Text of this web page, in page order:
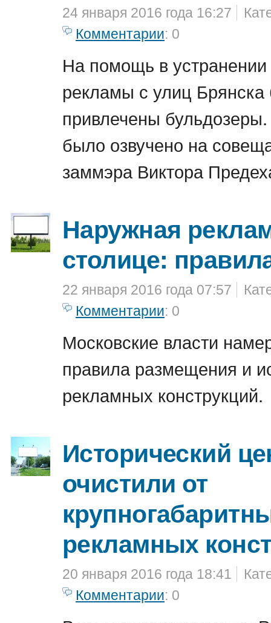
24 января 2016 года 16:27
Комментарии: 0
На помощь в устранении
рекламы с улиц Брянска
привлечены
было озвучено на
заммэра Виктора
Наружная
столице:
22 января 2016 года 07:57
Комментарии: 0
Московские власти
правила размещения и
рекламных конструкций.
Исторический
очистили от
рекламных
20 января 2016 года 18:41
Комментарии: 0